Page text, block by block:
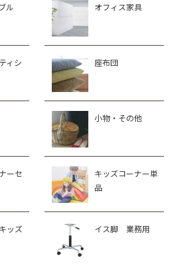
ル オフィス家具
ィシ
座布団
小物・その他
ーセ
キッズコーナー単
品
ッズ
イス脚 業務用